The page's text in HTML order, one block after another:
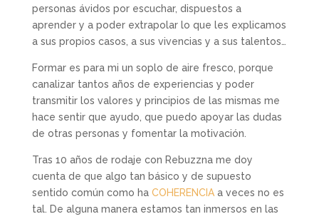
personas ávidos por escuchar, dispuestos a
aprender y a poder extrapolar lo que les explicamos
a sus propios casos, a sus vivencias y a sus talentos…
Formar es para mi un soplo de aire fresco, porque
canalizar tantos años de experiencias y poder
transmitir los valores y principios de las mismas me
hace sentir que ayudo, que puedo apoyar las dudas
de otras personas y fomentar la motivación.
Tras 10 años de rodaje con Rebuzzna me doy
cuenta de que algo tan básico y de supuesto
sentido común como ha COHERENCIAa veces no es
tal. De alguna manera estamos tan inmersos en las